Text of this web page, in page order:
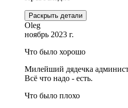
Раскрыть детали
Oleg
ноябрь 2023 г.
Что было хорошо
Милейший дядечка
Всё что надо - есть.
Что было плохо